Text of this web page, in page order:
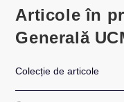
Articole în
Generală
Colecție de articole